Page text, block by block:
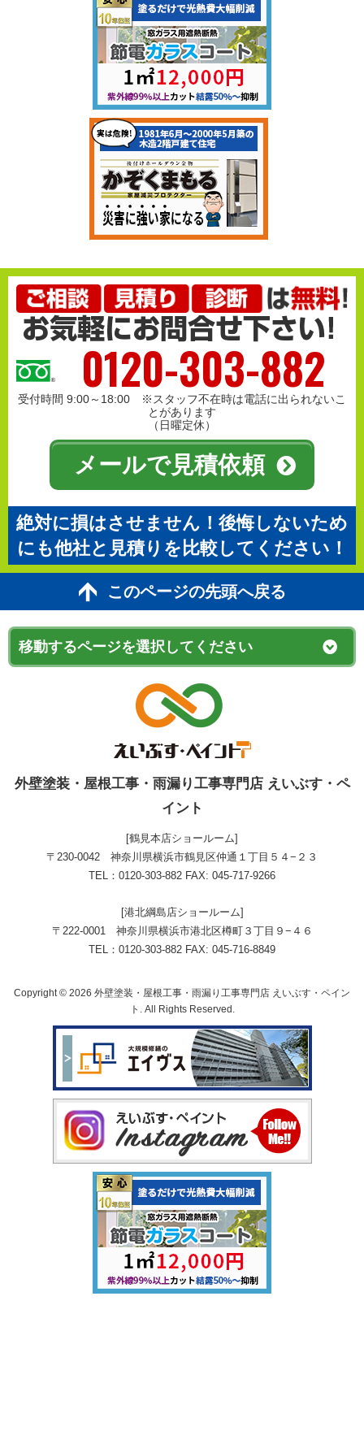
0120-303-882
受付時間 9:00～18:00 ※スタッフ不在時は電話に出られないこ
メールで見積依頼
絶対に損はさせません！後悔しないため
にも他社と見積りを比較してください！
このページの先頭へ戻る
イント
[鶴見本店ショールーム]
〒230-0042 神奈川県横浜市鶴見区仲通１丁目５４−２３
TEL：0120-303-882 FAX: 045-717-9266
〒222-0001 神奈川県横浜市港北区樽町３丁目９−４６
TEL：0120-303-882 FAX: 045-716-8849
Copyright © 2026 外壁塗装・屋根工事・雨漏り工事専門店 えいぶす・ペイン
ト. All Rights Reserved.